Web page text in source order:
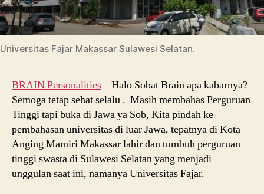
Universitas Fajar Makassar Sulawesi Selatan.
BRAIN Personalities– Halo Sobat Brain apa kabarnya?
Semoga tetap sehat selalu . Masih membahas Perguruan
Tinggi tapi buka di Jawa ya Sob, Kita pindah ke
pembahasan universitas di luar Jawa, tepatnya di Kota
Anging Mamiri Makassar lahir dan tumbuh perguruan
tinggi swasta di Sulawesi Selatan yang menjadi
unggulan saat ini, namanya Universitas Fajar.